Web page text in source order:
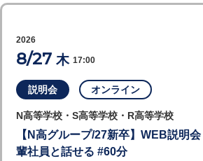
説明会 オンライン
N高等学校・S高等学校・R高等学校
【N高グループ/27新卒】WEB説明
輩社員と話せる #60分
2026
8/27 木 17:00